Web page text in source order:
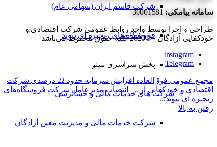
شرکت قاسم ایران (سهامی عام)
فروشگاه های زنجیره ای پیوند
پخش سراسری مینو
شرکت های خدمات مالی و حسابرسی
شرکت خدمات مالی و مدیریت معین آزادگان
سامانه پیامکی:
طراحی و اجرا توسط واحد روابط عمومی شرکت اقتصادی و
خودکفایی آزادگان - ©2020 کلیه حقوق محفوظ می‌باشد
Instagram
Telegram
مجمع عمومی فوق‌العاده افزایش سرمایه حدود 22 درصدی شرکت
اقتصادی و خودکفایی آز...
انتصاب مدیرعامل شرکت فروشگاه‌های
زنجیره ای پیوند...
رفتن به بالا